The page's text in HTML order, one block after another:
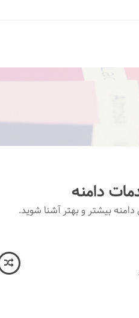
دامنه
بیشتر و بهتر آشنا شوید.